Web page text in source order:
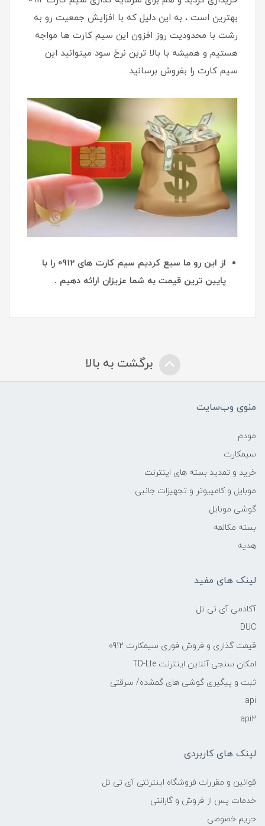
بهترین است ، به این دلیل که با افزایش جمعیت رو به
رشت با محدودیت روز افزون این سیم کارت ها مواجه
هستیم و همیشه با بالا ترین نرخ سود میتوانید این
سیم کارت را بفروش برسانید .
از این رو ما سیع کردیم سیم کارت های 0912 را با
پایین ترین قیمت به شما عزیزان ارائه دهیم .
برگشت به بالا
منوی وب‌سایت
مودم
سیمکارت
خرید و تمدید بسته های اینترنت
موبایل و کامپیوتر و تجهیزات جانبی
گوشی موبایل
بسته مکالمه
هدیه
لینک های مفید
آکادمی آی تی تل
DUC
قیمت گذاری و فروش فوری سیمکارت 0912
امکان سنجی آنلاین اینترنت TD-Lte
ثبت و پیگیری گوشی های گمشده/ سرقتی
api
api2
لینک های کاربردی
قوانین و مقررات فروشگاه اینترنتی آی تی تل
خدمات پس از فروش و گارانتی
حریم خصوصی